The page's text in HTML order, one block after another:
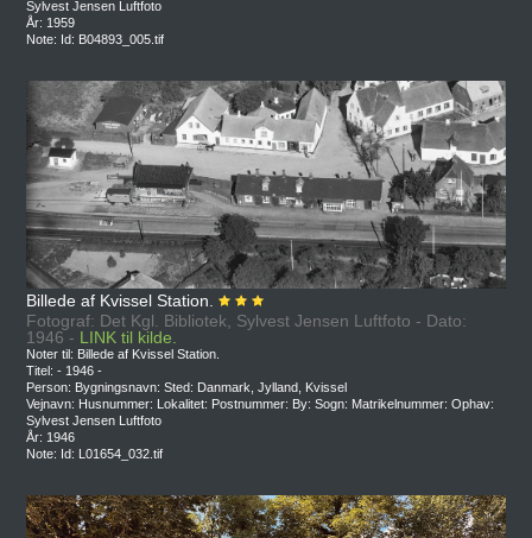
Sylvest Jensen Luftfoto
År: 1959
Note: Id: B04893_005.tif
Billede af Kvissel Station.
Fotograf: Det Kgl. Bibliotek, Sylvest Jensen Luftfoto - Dato:
1946 - LINK til kilde.
Noter til: Billede af Kvissel Station.
Titel: - 1946 -
Person: Bygningsnavn: Sted: Danmark, Jylland, Kvissel
Vejnavn: Husnummer: Lokalitet: Postnummer: By: Sogn: Matrikelnummer: Ophav:
Sylvest Jensen Luftfoto
År: 1946
Note: Id: L01654_032.tif